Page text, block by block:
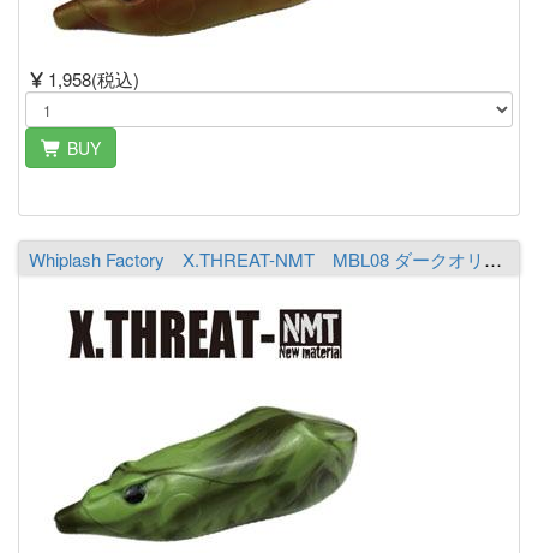
1,958(税込)
BUY
Whiplash Factory X.THREAT-NMT MBL08 ダークオリーブ／ライムシャルト